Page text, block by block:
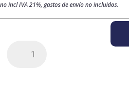
no incl IVA 21%, gastos de envío no incluidos.